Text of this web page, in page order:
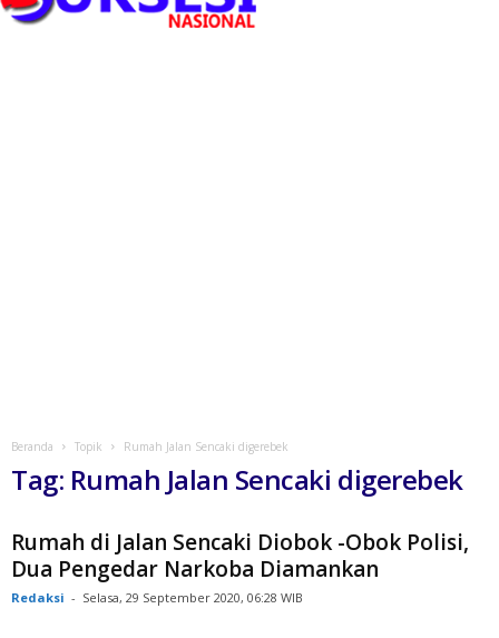
s
Beranda Topik Rumah Jalan Sencaki digerebek
Tag: Rumah Jalan Sencaki digerebek
Rumah di Jalan Sencaki Diobok -Obok Polisi,
Dua Pengedar Narkoba Diamankan
Redaksi - Selasa, 29 September 2020, 06:28 WIB